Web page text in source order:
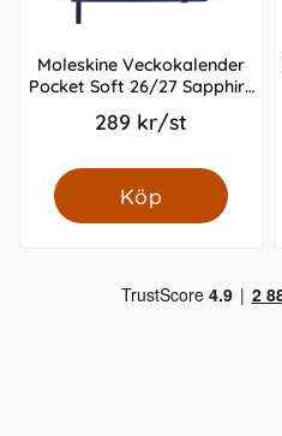
Moleskine Veckokalender
Pocket Soft 26/27 Sapphire
289 kr/st
Köp